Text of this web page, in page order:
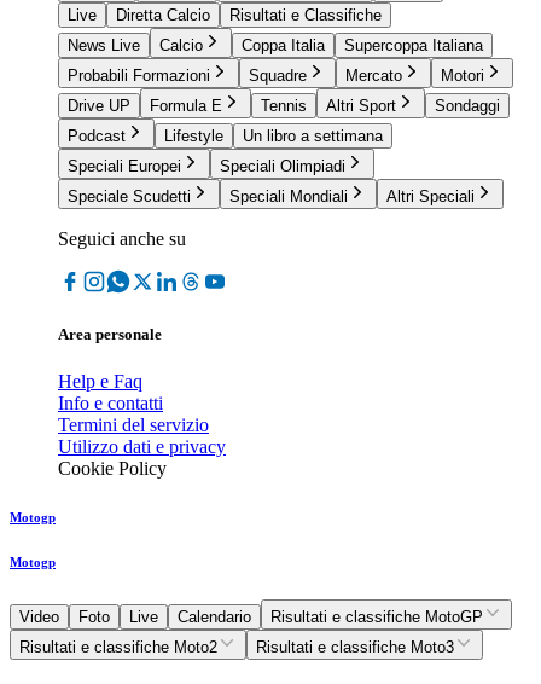
Live
Diretta Calcio
Risultati e Classifiche
News Live
Calcio Coppa Italia
Supercoppa Italiana
Probabili Formazioni
Squadre Mercato
Motori
Drive UP
Formula E Tennis Altri Sport
Sondaggi
Podcast
Lifestyle
Un libro a settimana
Speciali Europei
Speciali Olimpiadi
Speciale Scudetti
Speciali Mondiali Altri Speciali
Seguici anche su
Area personale
Help e Faq
Info e contatti
Termini del servizio
Utilizzo dati e privacy
Cookie Policy
Motogp
Motogp
Video Foto Live Calendario
Risultati e classifiche MotoGP
Risultati e classifiche Moto2
Risultati e classifiche Moto3